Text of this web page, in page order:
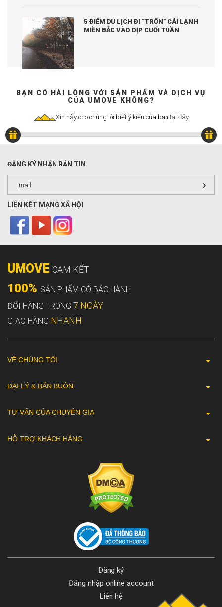
5 ĐIỂM DU LỊCH ĐI “TRỐN” CÁI LẠNH
MIỀN BẮC VÀO DỊP CUỐI TUẦN
BẠN CÓ HÀI LÒNG VỚI SẢN PHẨM VÀ DỊCH VỤ
CỦA UMOVE KHÔNG?
Xin hãy cho chúng tôi biết ý kiến của bạn tại đây
ĐĂNG KÝ NHẬN BẢN TIN
LIÊN KẾT MẠNG XÃ HỘI
UMOVE CAM KẾT
100% SẢN PHẨM CÓ BẢO HÀNH
ĐỔI HÀNG TRONG 7 NGÀY
GIAO HÀNG NHANH
VỀ CHÚNG TÔI
ĐẠI LÝ & BÁN BUÔN
TƯ VẤN CỦA CHUYÊN GIA
HỖ TRỢ KHÁCH HÀNG
Đăng ký
Đăng nhập online account
Liên hệ